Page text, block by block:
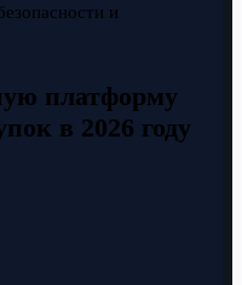
и
платформу
в 2026 году